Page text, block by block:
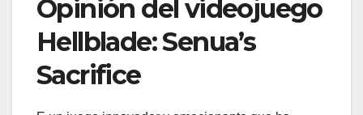
Opinión del videojuego
Hellblade: Senua’s
Sacrifice